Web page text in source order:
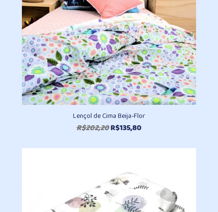
Lençol de Cima Beija-Flor
R$202,20O
original
R$202,20.
R$135,80O
atual